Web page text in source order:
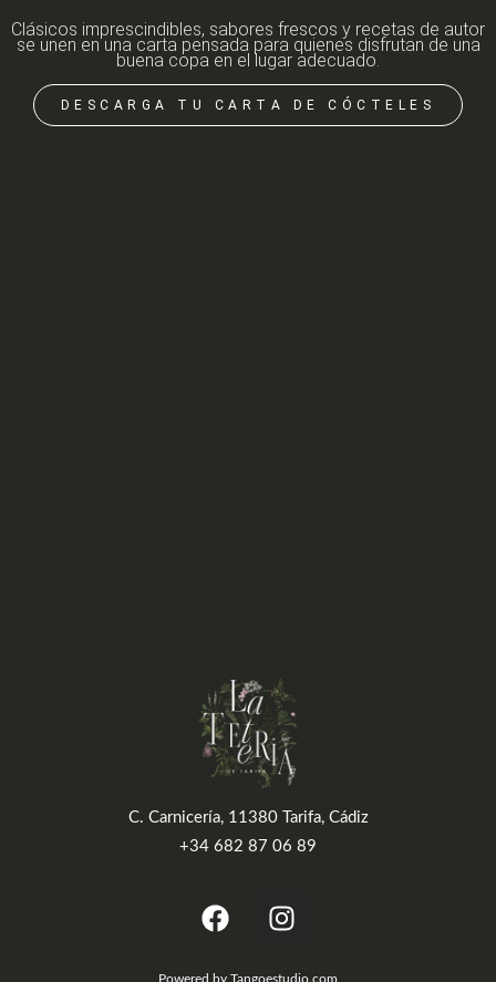
Clásicos imprescindibles, sabores frescos y recetas de autor
se unen en una carta pensada para quienes disfrutan de una
buena copa en el lugar adecuado.
DESCARGA TU CARTA DE CÓCTELES
C. Carnicería, 11380 Tarifa, Cádiz
+34 682 87 06 89
Powered by Tangoestudio.com